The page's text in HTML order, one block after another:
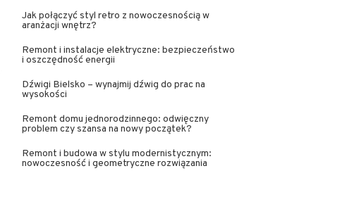
Jak połączyć styl retro z nowoczesnością w
aranżacji wnętrz?
Remont i instalacje elektryczne: bezpieczeństwo
i oszczędność energii
Dźwigi Bielsko – wynajmij dźwig do prac na
wysokości
Remont domu jednorodzinnego: odwięczny
problem czy szansa na nowy początek?
Remont i budowa w stylu modernistycznym:
nowoczesność i geometryczne rozwiązania